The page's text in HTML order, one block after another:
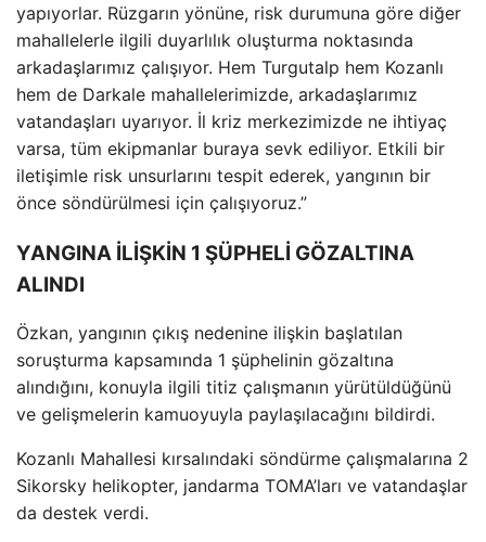
yapıyorlar. Rüzgarın yönüne, risk durumuna göre diğer
mahallelerle ilgili duyarlılık oluşturma noktasında
arkadaşlarımız çalışıyor. Hem Turgutalp hem Kozanlı
hem de Darkale mahallelerimizde, arkadaşlarımız
vatandaşları uyarıyor. İl kriz merkezimizde ne ihtiyaç
varsa, tüm ekipmanlar buraya sevk ediliyor. Etkili bir
iletişimle risk unsurlarını tespit ederek, yangının bir
önce söndürülmesi için çalışıyoruz.”
YANGINA İLİŞKİN 1 ŞÜPHELİ GÖZALTINA
ALINDI
Özkan, yangının çıkış nedenine ilişkin başlatılan
soruşturma kapsamında 1 şüphelinin gözaltına
alındığını, konuyla ilgili titiz çalışmanın yürütüldüğünü
ve gelişmelerin kamuoyuyla paylaşılacağını bildirdi.
Kozanlı Mahallesi kırsalındaki söndürme çalışmalarına 2
Sikorsky helikopter, jandarma TOMA’ları ve vatandaşlar
da destek verdi.